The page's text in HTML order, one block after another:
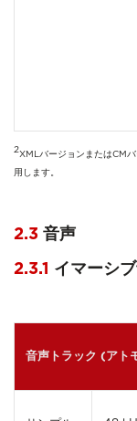
2XMLバージョンまたはCMバ
用します。
2.3 音声
2.3.1 イマーシ
音声トラック (アト